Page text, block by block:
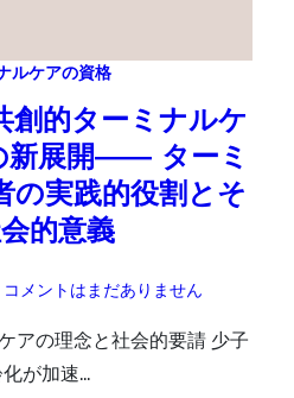
ルケアの資格
創的ターミナルケ
新展開―― ターミ
の実践的役割とそ
的意義
コメントはまだありません
が加速…